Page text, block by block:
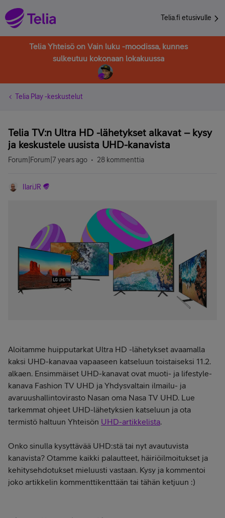
Telia.fi etusivulle
Telia Yhteisö on Vain luku -moodissa, kunnes
sulkeutuu kokonaan lokakuussa
Telia Play -keskustelut
Telia TV:n Ultra HD -lähetykset alkavat – kysy
ja keskustele uusista UHD-kanavista
Forum|Forum|7 years ago 28 kommenttia
IlariJR
Aloitamme huipputarkat Ultra HD -lähetykset avaamalla
kaksi UHD-kanavaa vapaaseen katseluun toistaiseksi 11.2.
alkaen. Ensimmäiset UHD-kanavat ovat muoti- ja lifestyle-
kanava Fashion TV UHD ja Yhdysvaltain ilmailu- ja
avaruushallintovirasto Nasan oma Nasa TV UHD. Lue
tarkemmat ohjeet UHD-lähetyksien katseluun ja ota
termistö haltuun Yhteisön UHD-artikkelista.
Onko sinulla kysyttävää UHD:stä tai nyt avautuvista
kanavista? Otamme kaikki palautteet, häiriöilmoitukset ja
kehitysehdotukset mieluusti vastaan. Kysy ja kommentoi
joko artikkelin kommenttikenttään tai tähän ketjuun :)